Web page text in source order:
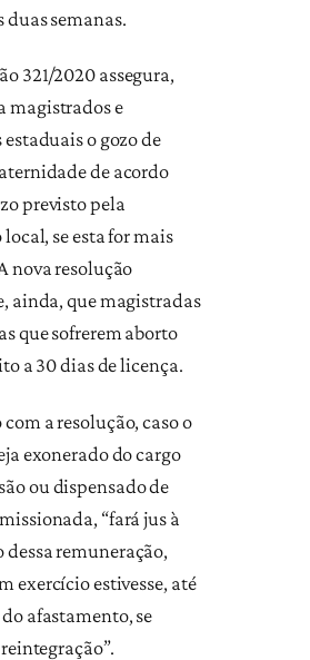
duas semanas.
321/2020 assegura,
magistrados e
estaduais o gozo de
de acordo
previsto pela
se esta for mais
nova resolução
ainda, que magistradas
que sofrerem aborto
a 30 dias de licença.
com a resolução, caso o
exonerado do cargo
ou dispensado de
“fará jus à
dessa remuneração,
exercício estivesse, até
afastamento, se